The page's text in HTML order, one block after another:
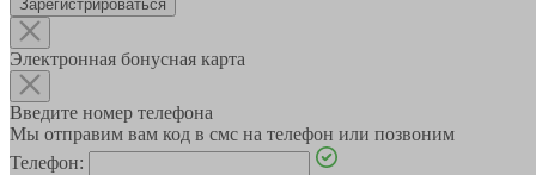
Зарегистрироваться
Электронная бонусная карта
Введите номер телефона
Мы отправим вам код в смс на телефон или позвоним
Телефон: